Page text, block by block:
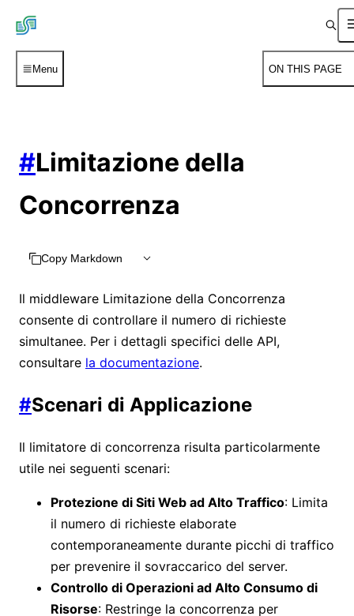
Menu ON THIS PAGE
#Limitazione della
Concorrenza
Copy Markdown
Il middleware Limitazione della Concorrenza
consente di controllare il numero di richieste
simultanee. Per i dettagli specifici delle API,
consultare la documentazione.
#Scenari di Applicazione
Il limitatore di concorrenza risulta particolarmente
utile nei seguenti scenari:
Protezione di Siti Web ad Alto Traffico: Limita
il numero di richieste elaborate
contemporaneamente durante picchi di traffico
per prevenire il sovraccarico del server.
Controllo di Operazioni ad Alto Consumo di
Risorse: Restringe la concorrenza per